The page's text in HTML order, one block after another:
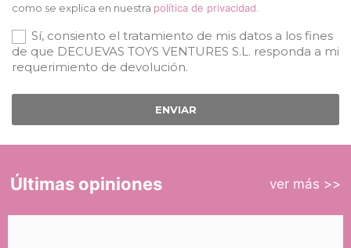
como se explica en nuestra política de privacidad
Sí, consiento el tratamiento de mis datos a los fines
de que DECUEVAS TOYS VENTURES S.L. responda a mi
requerimiento de devolución.
ENVIAR
Últimas opiniones ver más >>